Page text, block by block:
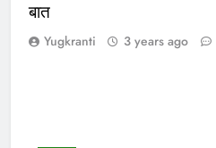
बात
Yugkranti 3 years ago